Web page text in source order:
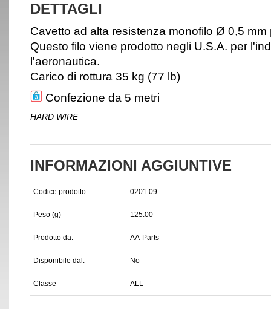
DETTAGLI
Cavetto ad alta resistenza monofilo Ø 0,5
Questo filo viene prodotto negli U.S.A. per
l'aeronautica.
Carico di rottura 35 kg (77 lb)
Confezione da 5 metri
HARD WIRE
INFORMAZIONI AGGIUNTIVE
Codice prodotto 0201.09
Peso (g) 125.00
Prodotto da: AA-Parts
Disponibile dal: No
Classe ALL